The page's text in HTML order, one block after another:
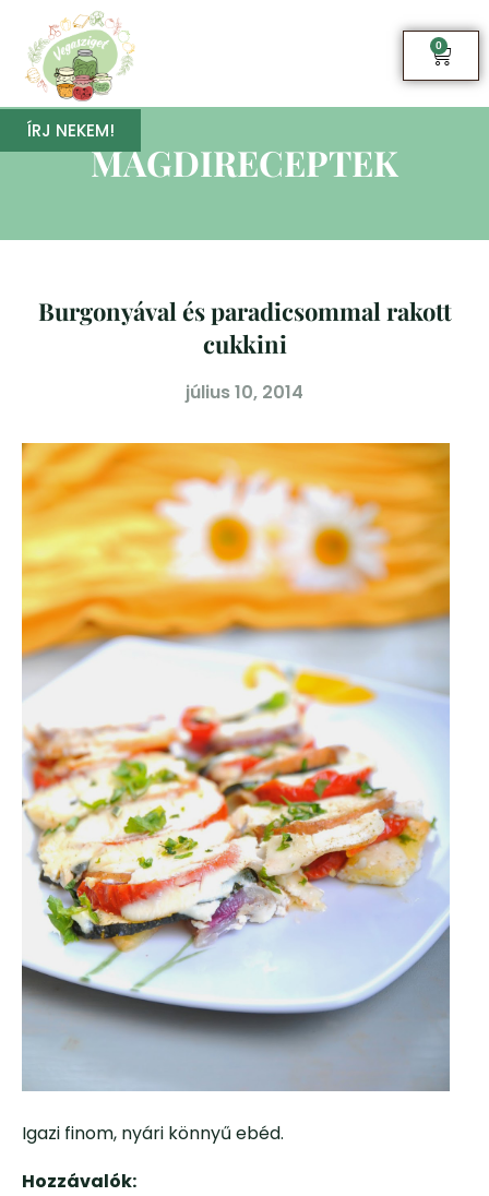
0
ÍRJ NEKEM!
MAGDIRECEPTEK
Burgonyával és paradicsommal rakott
cukkini
július 10, 2014
Igazi finom, nyári könnyű ebéd.
Hozzávalók: